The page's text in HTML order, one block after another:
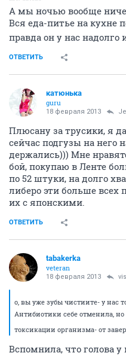
А мы ночью вообще
Вся еда-питье на кухне
правда он у нас надолго
ОТВЕТИТЬ
катюнька
guru
18 февраля 2013
Плюсану за трусики, я
сейчас подгузы на него
держались))) Мне
бой, покупаю в Ленте
по 52 штуки, на долго
либеро эти больше всех
их с японскими.
ОТВЕТИТЬ
tabakerka
veteran
18 февраля 2013
о, вы уже зубы чистиите- у нас
Антибиотики себе отменила,
токсикации организма- от
Вспомнила, что голова